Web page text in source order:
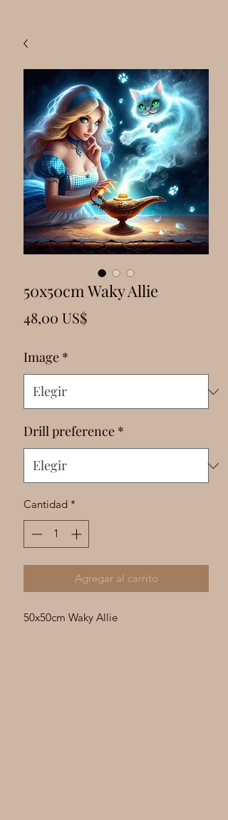
50x50cm Waky Allie
48,00 US$Precio
Image *
Drill preference *
Cantidad *
Agregar al carrito
50x50cm Waky Allie